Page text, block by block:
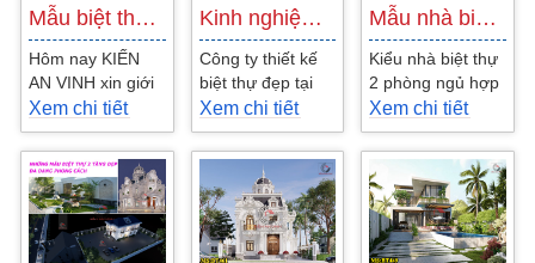
Mẫu biệt thự 2 tầng mái Nhật hiện đại…
Hôm nay KIẾN
AN VINH xin giới
thiệu tới mẫu thiết
kế biệt thự 2 tầng
mái Nhật hiện
đại...
Xem chi tiết
Kinh nghiệm chọn công ty thiết kế biệt…
Công ty thiết kế
biệt thự đẹp tại
TPHCM và các
tỉnh lân cận. Các
công ty thiết kế
Xem chi tiết
Mẫu nhà biệt thự trệt 2 phòng ngủ 8x16m…
Kiểu nhà biệt thự
2 phòng ngủ hợp
với khuôn viên
thiết kế trên đất 4
mặt thoáng.
Tone...
Xem chi tiết